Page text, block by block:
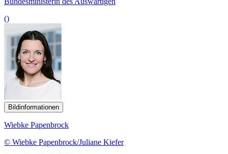
()
Bildinformationen
Wiebke Papenbrock
© Wiebke Papenbrock/Juliane Kiefer